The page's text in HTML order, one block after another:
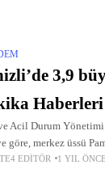
3,9
Haberleri
Acil Durum Yönetimi
göre, merkez üssü
yerin 13,34
EDITÖR 1 YIL ÖNCE